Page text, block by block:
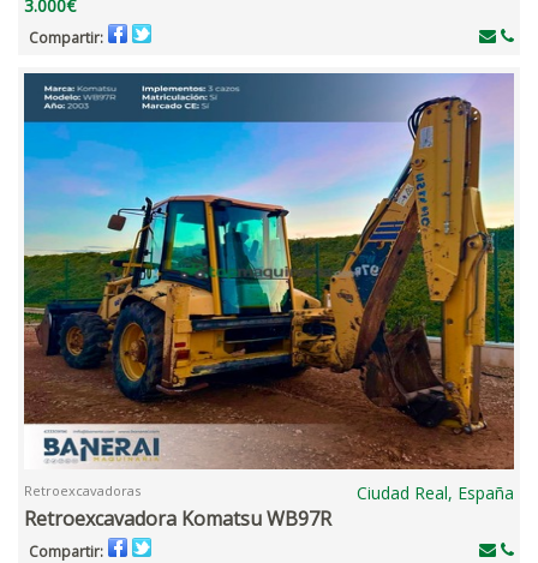
3.000€
Compartir:
Retroexcavadoras Ciudad Real, España
Retroexcavadora Komatsu WB97R
Compartir: